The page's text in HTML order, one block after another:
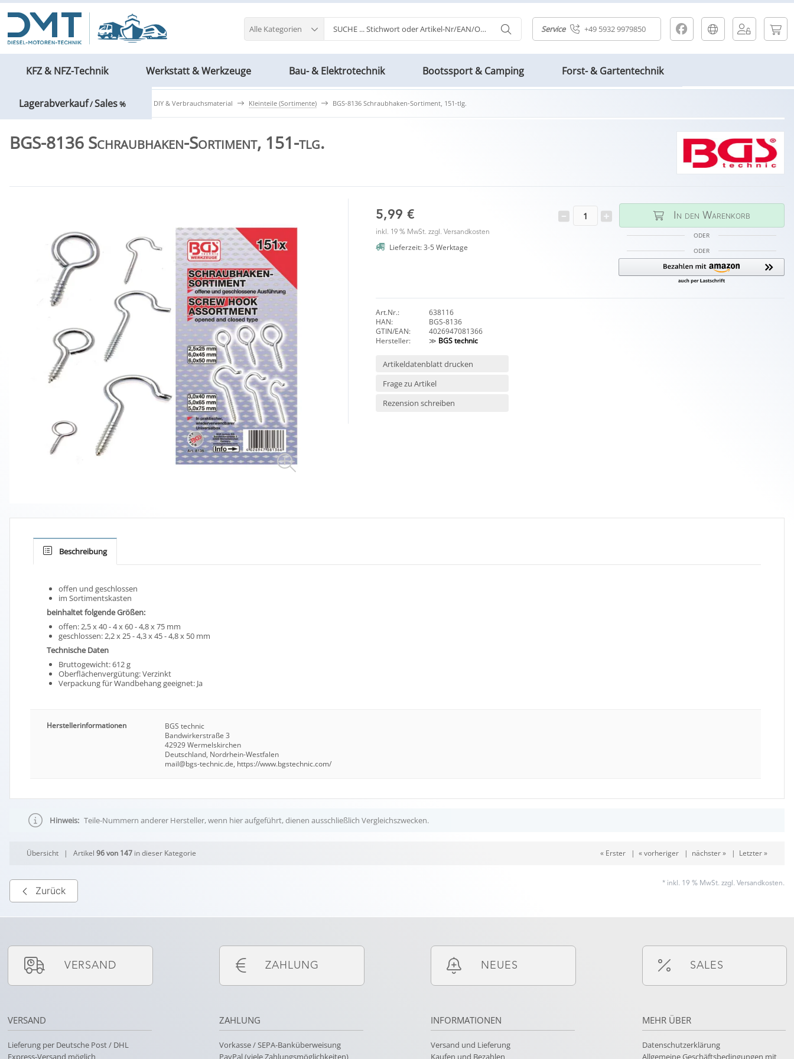
Service +49 5932 9979850
Alle Kategorien
KFZ & NFZ-Technik Werkstatt & Werkzeuge Bau- & Elektrotechnik Bootssport & Camping Forst- & Gartentechnik
Lagerabverkauf/Sales%
Werkstatt & Werkzeuge Haushalt, DIY & Verbrauchsmaterial Kleinteile (Sortimente) BGS-8136 Schraubhaken-Sortiment, 151-tlg.
BGS-8136 Schraubhaken-Sortiment, 151-tlg.
5,99 €
inkl. 19 % MwSt. zzgl. Versandkosten
Lieferzeit: 3-5 Werktage
In den Warenkorb
ODER
ODER
Art.Nr.:
638116
HAN:
BGS-8136
GTIN/EAN:
4026947081366
Hersteller:
≫ BGS technic
Artikeldatenblatt drucken
Frage zu Artikel
Rezension schreiben
Beschreibung
offen und geschlossen
im Sortimentskasten
beinhaltet folgende Größen:
offen: 2,5 x 40 - 4 x 60 - 4,8 x 75 mm
geschlossen: 2,2 x 25 - 4,3 x 45 - 4,8 x 50 mm
Technische Daten
Bruttogewicht: 612 g
Oberflächenvergütung: Verzinkt
Verpackung für Wandbehang geeignet: Ja
Herstellerinformationen
BGS technic
Bandwirkerstraße 3
42929 Wermelskirchen
Deutschland, Nordrhein-Westfalen
mail@bgs-technic.de, https://www.bgstechnic.com/
Hinweis: Teile-Nummern anderer Hersteller, wenn hier aufgeführt, dienen ausschließlich Vergleichszwecken.
Übersicht | Artikel96 von 147 in dieser Kategorie « Erster| « vorheriger| nächster »| Letzter »
Zurück
* inkl. 19 % MwSt. zzgl. Versandkosten.
VERSAND
VERSAND
Lieferung per Deutsche Post / DHL
Express-Versand möglich
ZAHLUNG
ZAHLUNG
Vorkasse / SEPA-Banküberweisung
PayPal (viele Zahlungsmöglichkeiten)
NEUES
INFORMATIONEN
Versand und Lieferung
Kaufen und Bezahlen
SALES
MEHR ÜBER
Datenschutzerklärung
Allgemeine Geschäftsbedingungen mit